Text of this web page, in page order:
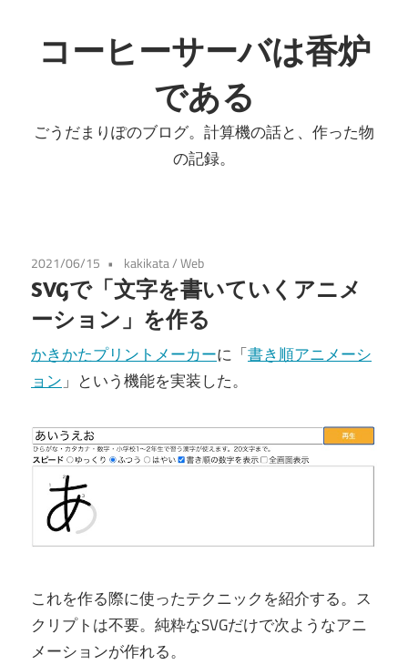
ン
テ
へ
コーヒーサーバは香炉
である
ごうだまりぽのブログ。計算機の話と、作った物
の記録。
2021/06/15 kakikata/Web
SVGで「文字を書いていくアニメ
ーション」を作る
かきかたプリントメーカーに「書き順アニメーシ
ョン」という機能を実装した。
これを作る際に使ったテクニックを紹介する。ス
クリプトは不要。純粋なSVGだけで次ようなアニ
メーションが作れる。